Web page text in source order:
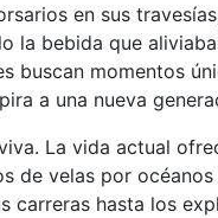
en sus
la bebida que
buscan momentos
a una nueva
La vida actual
de velas por
hasta los